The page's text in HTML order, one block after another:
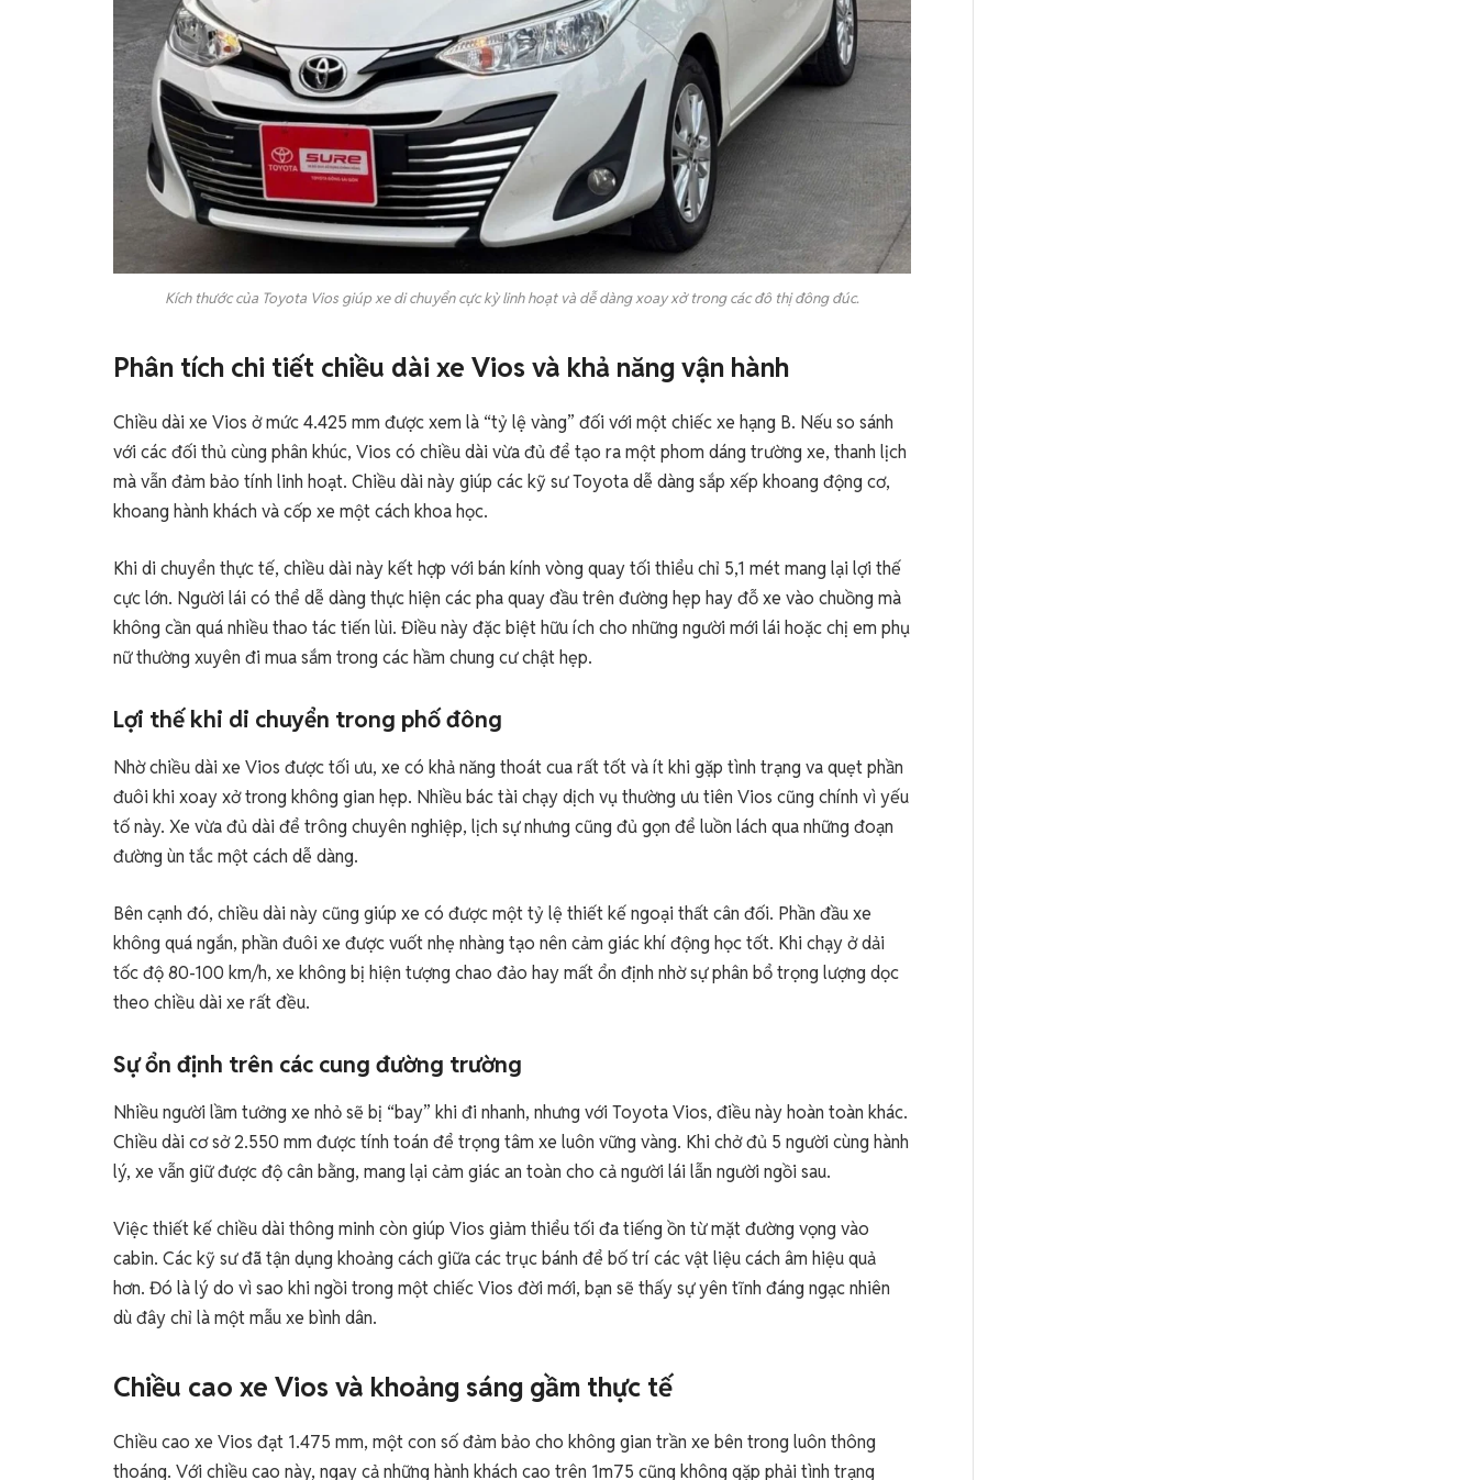
Kích thước của Toyota Vios giúp xe di chuyển cực kỳ linh hoạt và dễ dàng xoay xở trong các đô thị đông đúc.
Phân tích chi tiết chiều dài xe Vios và khả năng vận hành
Chiều dài xe Vios ở mức 4.425 mm được xem là “tỷ lệ vàng” đối với một chiếc xe hạng B. Nếu so sánh
với các đối thủ cùng phân khúc, Vios có chiều dài vừa đủ để tạo ra một phom dáng trường xe, thanh lịch
mà vẫn đảm bảo tính linh hoạt. Chiều dài này giúp các kỹ sư Toyota dễ dàng sắp xếp khoang động cơ,
khoang hành khách và cốp xe một cách khoa học.
Khi di chuyển thực tế, chiều dài này kết hợp với bán kính vòng quay tối thiểu chỉ 5,1 mét mang lại lợi thế
cực lớn. Người lái có thể dễ dàng thực hiện các pha quay đầu trên đường hẹp hay đỗ xe vào chuồng mà
không cần quá nhiều thao tác tiến lùi. Điều này đặc biệt hữu ích cho những người mới lái hoặc chị em phụ
nữ thường xuyên đi mua sắm trong các hầm chung cư chật hẹp.
Lợi thế khi di chuyển trong phố đông
Nhờ chiều dài xe Vios được tối ưu, xe có khả năng thoát cua rất tốt và ít khi gặp tình trạng va quẹt phần
đuôi khi xoay xở trong không gian hẹp. Nhiều bác tài chạy dịch vụ thường ưu tiên Vios cũng chính vì yếu
tố này. Xe vừa đủ dài để trông chuyên nghiệp, lịch sự nhưng cũng đủ gọn để luồn lách qua những đoạn
đường ùn tắc một cách dễ dàng.
Bên cạnh đó, chiều dài này cũng giúp xe có được một tỷ lệ thiết kế ngoại thất cân đối. Phần đầu xe
không quá ngắn, phần đuôi xe được vuốt nhẹ nhàng tạo nên cảm giác khí động học tốt. Khi chạy ở dải
tốc độ 80-100 km/h, xe không bị hiện tượng chao đảo hay mất ổn định nhờ sự phân bổ trọng lượng dọc
theo chiều dài xe rất đều.
Sự ổn định trên các cung đường trường
Nhiều người lầm tưởng xe nhỏ sẽ bị “bay” khi đi nhanh, nhưng với Toyota Vios, điều này hoàn toàn khác.
Chiều dài cơ sở 2.550 mm được tính toán để trọng tâm xe luôn vững vàng. Khi chở đủ 5 người cùng hành
lý, xe vẫn giữ được độ cân bằng, mang lại cảm giác an toàn cho cả người lái lẫn người ngồi sau.
Việc thiết kế chiều dài thông minh còn giúp Vios giảm thiểu tối đa tiếng ồn từ mặt đường vọng vào
cabin. Các kỹ sư đã tận dụng khoảng cách giữa các trục bánh để bố trí các vật liệu cách âm hiệu quả
hơn. Đó là lý do vì sao khi ngồi trong một chiếc Vios đời mới, bạn sẽ thấy sự yên tĩnh đáng ngạc nhiên
dù đây chỉ là một mẫu xe bình dân.
Chiều cao xe Vios và khoảng sáng gầm thực tế
Chiều cao xe Vios đạt 1.475 mm, một con số đảm bảo cho không gian trần xe bên trong luôn thông
thoáng. Với chiều cao này, ngay cả những hành khách cao trên 1m75 cũng không gặp phải tình trạng